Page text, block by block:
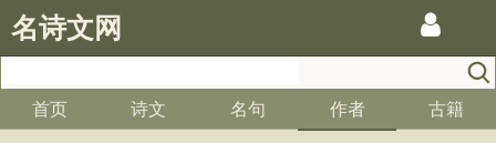
名诗文网
首页 诗文 名句 作者 古籍